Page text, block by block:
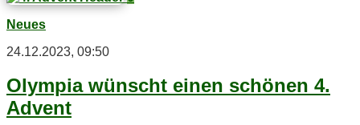
Neues
24.12.2023, 09:50
Olym­pia wünscht ei­nen schö­nen 4.
Advent